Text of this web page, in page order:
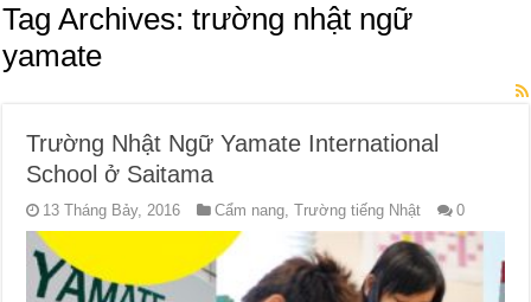
Tag Archives:trường nhật ngữ
yamate
Trường Nhật Ngữ Yamate International
School ở Saitama
13 Tháng Bảy, 2016 Cẩm nang,Trường tiếng Nhật 0